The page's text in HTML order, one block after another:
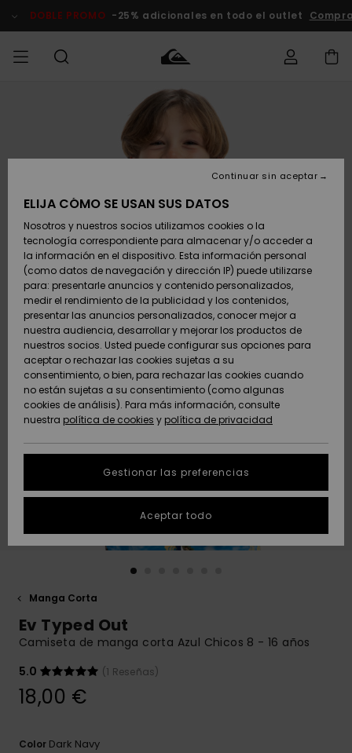
del
DOBLE PROMO -25% adicionales en todo el outlet Comprar
Ropa
Zapatos y
chanclas
Surf
Snow
Novedades
Destacados
Ropa
Zapatos y
chanclas
Surf
Snow
Novedades
Destacados
Shop
Destacados
Snow
SURF
Surf Shop
Highlights
Comunidad
SNOW
Tienda
Hombre
Snow Niños
Tienda
Snow Mujer
Destacados
Comunidad
DOBLE
PROMO
Outlet
Outlet
Mujer
AYUDA &
CONTACTO
Accede a tu
pedido
Envio
Devoluciones
Pago
Tarjeta de
regalo
Quiksilver
Freedom
Protección de
datos
personales
Inicia una
conversación
la respuesta
más rápida a
respuestas a
las preguntas
SOSTENIBILIDAD
Manga Corta
Ev Typed Out
Camiseta de manga corta Azul Chicos 8 - 16 años
5.0
(1 Reseñas)
18,00 €
Color Dark Navy
ELIJA CÓMO SE USAN SUS DATOS
Nosotros y nuestros socios utilizamos cookies o la
tecnología correspondiente para almacenar y/o acceder a
la información en el dispositivo. Esta información personal
(como datos de navegación y dirección IP) puede utilizarse
para: presentarle anuncios y contenido personalizados,
medir el rendimiento de la publicidad y los contenidos,
presentar las anuncios personalizados, conocer mejor a
nuestra audiencia, desarrollar y mejorar los productos de
nuestros socios. Usted puede configurar sus opciones para
aceptar o rechazar las cookies sujetas a su
consentimiento, o bien, para rechazar las cookies cuando
no están sujetas a su consentimiento (como algunas
cookies de análisis). Para más información, consulte
nuestra política de cookies y política de privacidad
Gestionar las preferencias
Continuar sin aceptar
Aceptar todo